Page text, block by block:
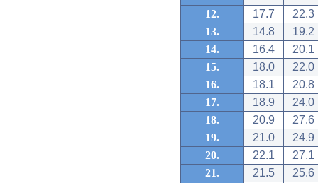
12.
17.7
22.3
13.
14.8
19.2
14.
16.4
20.1
15.
18.0
22.0
16.
18.1
20.8
17.
18.9
24.0
18.
20.9
27.6
19.
21.0
24.9
20.
22.1
27.1
21.
21.5
25.6